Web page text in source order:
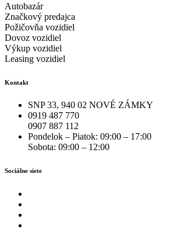
Autobazár
Značkový predajca
Požičovňa vozidiel
Dovoz vozidiel
Výkup vozidiel
Leasing vozidiel
Kontakt
SNP 33, 940 02 NOVÉ ZÁMKY
0919 487 770
0907 887 112
Pondelok – Piatok: 09:00 – 17:00
Sobota: 09:00 – 12:00
Sociálne siete